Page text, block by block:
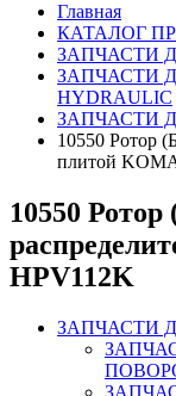
Главная
КАТАЛОГ
ЗАПЧАСТИ
ЗАПЧАСТИ
HYDRAULIC
ЗАПЧАСТИ
10550 Ротор
плитой
10550
HPV112K
ЗАПЧАСТИ